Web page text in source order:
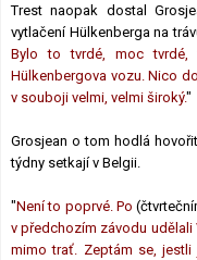
Trest naopak dostal
vytlačení Hülkenberga na
Bylo to tvrdé, moc tvrdé,
Hülkenbergova vozu. Nico
v souboji velmi, velmi široký."
Grosjean o tom hodlá
týdny setkají v Belgii.
"Není to poprvé. Po
v předchozím závodu udělali
mimo trať. Zeptám se,